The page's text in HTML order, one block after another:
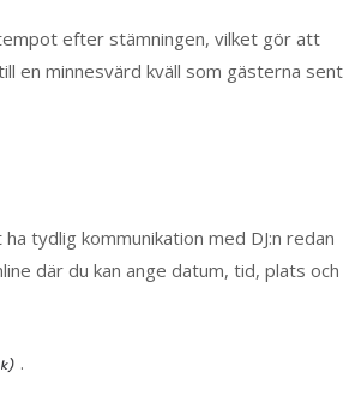
efter stämningen, vilket gör att
en minnesvärd kväll som gästerna sent
tydlig kommunikation med DJ:n redan
där du kan ange datum, tid, plats och
.